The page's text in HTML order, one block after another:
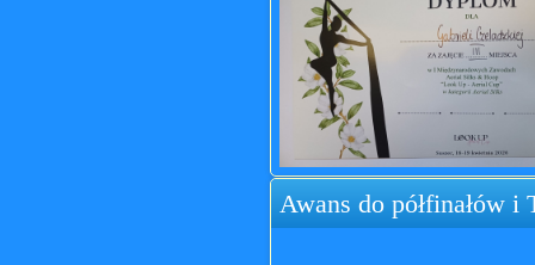
Awans do półfinałów